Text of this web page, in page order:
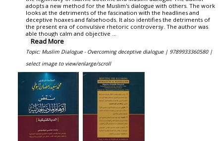
adopts a new method for the Muslim's dialogue with others. The work
looks at the detriments of the fascination with the headlines and
deceptive hoaxes and falsehoods. It also identifies the detriments of
the present era of convulsive rhetoric controversy. The author was
able though calm and objective ...
Read More
Topic: Muslim Dialogue - Overcoming deceptive dialogue | 9789933360580 |
select image to view/enlarge/scroll